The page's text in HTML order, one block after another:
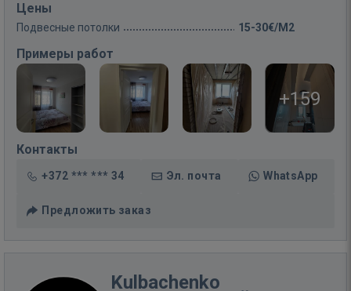
Цены
Подвесные потолки 15-30€/M2
Примеры работ
+159
Контакты
+372 *** *** 34 Эл. почта WhatsApp
Предложить заказ
Kulbachenko